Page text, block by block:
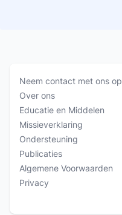
Neem contact met ons op
Over ons
Educatie en Middelen
Missieverklaring
Ondersteuning
Publicaties
Algemene Voorwaarden
Privacy